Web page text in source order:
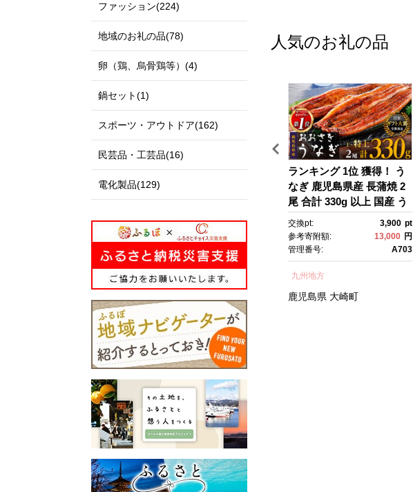
松の景色が美しい北条砂丘
を望む黒ぼく地帯の丘陵地
があり、豊かな自然に囲ま
この豊かな自然環境を生か
きょう、長芋などさまざま
ン」の作者である青山剛昌
が施されたコナン駅（JR由
良駅）や青山氏の思い出の
所蔵物や作品が展示された
青山剛昌ふるさと館をはじ
め、駅から青山剛昌ふるさ
と館までの約1.4kmを「コナ
ン通り」と名付け、キャラ
クターのブロンズ像やカラ
ーオブジェが点在するなど
「名探偵コナンに会えるま
ち」づくりを進めていま
町を応援していただけるみ
なさまと一緒に持続可能な
まちづくりを進めていきま
みなさまの応援をよろしく
歴史・文化遺産と、日本
豊かな自然に恵まれた地域
です。
「元気な出雲、活力のある
誇れる都市づくり、愛着と
展開しています。
を願う郷土出身の方々や、
く寄附を募っています。
いただいたご寄附は「日本
の心のふるさと出雲応援基
金」に積み立て、次年度以
降に、指定された使途に基
づき、出雲の観光や産業、
福祉、教育、環境など幅広
い分野の事業に活用させて
いただきます。
このふるさと寄附をきっか
けに、全国のみなさまとた
くさんのご縁を結びたいと
願っています。ぜひ、この
機会に出雲市への温かいご
支援をよろしくお願いいた
人気のお礼の品
うなぎ 鹿児島県産 長蒲
焼 4尾 合計 660g 以上 国
産 うなぎ 鰻 ウナギ 蒲焼
介 魚貝 海鮮 うな重 ひつ
まぶし 蒲焼 訳あり ギフ
ト 人気 おすすめ 鹿児島
県 大崎町 大隅半島 鰻 う
なぎ ウナギ 鰻 人気 ウナ
ギ うなぎ おすすめ ランキ
ング うなぎ おいし
い unagi うなぎ 【うなぎ
ぎ unagi 鰻 ウナギ うなぎ
6,600 pt
22,000 円
A702-NT
【テーラー神谷】 オーダ
ー洋服御誂え券
交換pt:
参考寄附額:
管理番号:
中部地方
ランキング 1位 獲得！ う
なぎ 鹿児島県産 長蒲焼 2
尾 合計 330g 以上 国産 う
なぎ 鰻 ウナギ 蒲焼き 蒲
焼 かばやき 魚 魚介 魚
貝 海鮮 うな重 ひつまぶ
気 おすすめ 鹿児島県 大崎
町 大隅半島 A703
交換pt: 3,900 pt
参考寄附額:
13,000 円
管理番号:
A703
九州地方
鹿児島県 大崎町
ファッション(224)
地域のお礼の品(78)
卵（鶏、烏骨鶏等）(4)
鍋セット(1)
スポーツ・アウトドア(162)
民芸品・工芸品(16)
電化製品(129)